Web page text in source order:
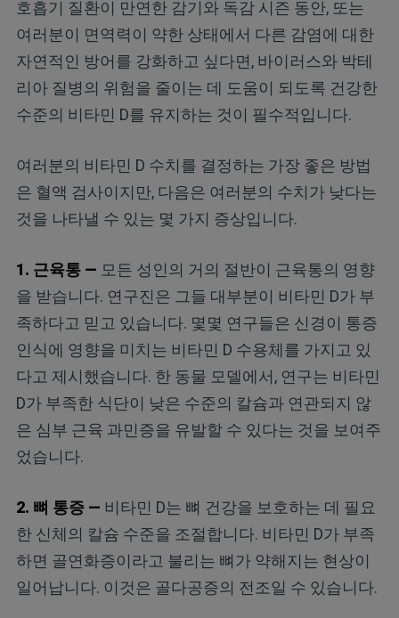
호흡기 질환이 만연한 감기와 독감 시즌 동안, 또는
여러분이 면역력이 약한 상태에서 다른 감염에 대한
자연적인 방어를 강화하고 싶다면, 바이러스와 박테
리아 질병의 위험을 줄이는 데 도움이 되도록 건강한
수준의 비타민 D를 유지하는 것이 필수적입니다.
여러분의 비타민 D 수치를 결정하는 가장 좋은 방법
은 혈액 검사이지만, 다음은 여러분의 수치가 낮다는
것을 나타낼 수 있는 몇 가지 증상입니다.
1. 근육통 — 모든 성인의 거의 절반이 근육통의 영향
을 받습니다. 연구진은 그들 대부분이 비타민 D가 부
족하다고 믿고 있습니다. 몇몇 연구들은 신경이 통증
인식에 영향을 미치는 비타민 D 수용체를 가지고 있
다고 제시했습니다. 한 동물 모델에서, 연구는 비타민
D가 부족한 식단이 낮은 수준의 칼슘과 연관되지 않
은 심부 근육 과민증을 유발할 수 있다는 것을 보여주
었습니다.
2. 뼈 통증 — 비타민 D는 뼈 건강을 보호하는 데 필요
한 신체의 칼슘 수준을 조절합니다. 비타민 D가 부족
하면 골연화증이라고 불리는 뼈가 약해지는 현상이
일어납니다. 이것은 골다공증의 전조일 수 있습니다.